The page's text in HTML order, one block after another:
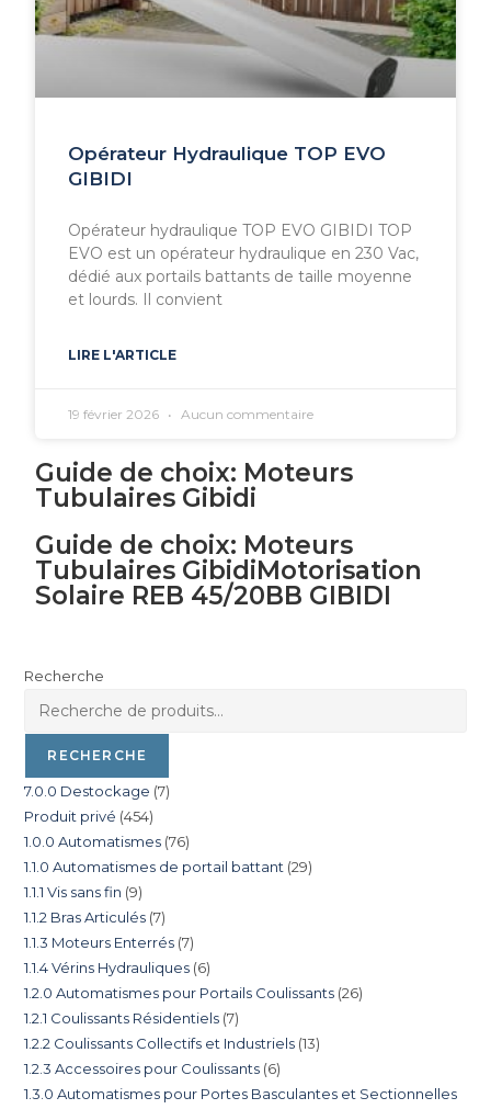
Opérateur Hydraulique TOP EVO
GIBIDI
Opérateur hydraulique TOP EVO GIBIDI TOP
EVO est un opérateur hydraulique en 230 Vac,
dédié aux portails battants de taille moyenne
et lourds. Il convient
LIRE L'ARTICLE
19 février 2026 Aucun commentaire
Guide de choix: Moteurs
Tubulaires Gibidi
Guide de choix: Moteurs
Tubulaires GibidiMotorisation
Solaire REB 45/20BB GIBIDI
Recherche
RECHERCHE
7.0.0 Destockage 7
Produit privé 454
1.0.0 Automatismes 76
1.1.0 Automatismes de portail battant 29
1.1.1 Vis sans fin 9
1.1.2 Bras Articulés 7
1.1.3 Moteurs Enterrés 7
1.1.4 Vérins Hydrauliques 6
1.2.0 Automatismes pour Portails Coulissants 26
1.2.1 Coulissants Résidentiels 7
1.2.2 Coulissants Collectifs et Industriels 13
1.2.3 Accessoires pour Coulissants 6
1.3.0 Automatismes pour Portes Basculantes et Sectionnelles